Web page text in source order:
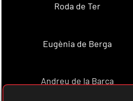
Roda de Ter
Eugènia de Berga
Andreu de la Barca